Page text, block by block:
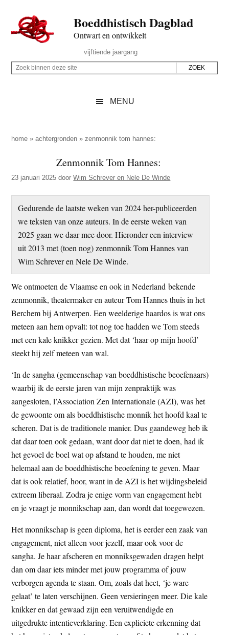
naar
de
inhoud
secondary
naar
de
sidebar
naar
de
Boeddhistisch Dagblad
Ontwart en ontwikkelt
Rechts
vijftiende jaargang
Z
p
z
e
Z
i
e
MENU
home »achtergronden »zenmonnik tom hannes:
Zenmonnik Tom Hannes:
23 januari 2025 doorWim Schrever en Nele De Winde
Gedurende de laatste weken van 2024 her-publiceerden
we teksten van onze auteurs. In de eerste weken van
2025 gaan we daar mee door. Hieronder een interview
uit 2013 met (toen nog) zenmonnik Tom Hannes van
Wim Schrever en Nele De Winde.
We ontmoeten de Vlaamse en ook in Nederland bekende
zenmonnik, theatermaker en auteur Tom Hannes thuis in het
Berchem bij Antwerpen. Een weelderige haardos is wat ons
meteen aan hem opvalt: tot nog toe hadden we Tom steeds
met een kale knikker gezien. Met dat ‘haar op mijn hoofd’
steekt hij zelf meteen van wal.
‘In de sangha (gemeenschap van boeddhistische beoefenaars)
waarbij ik de eerste jaren van mijn zenpraktijk was
aangesloten, l’Association Zen Internationale (AZI), was het
de gewoonte om als boeddhistische monnik het hoofd kaal te
scheren. Dat is de traditionele manier. Dus gaandeweg heb ik
dat daar toen ook gedaan, want door dat niet te doen, had ik
het gevoel de boel wat op afstand te houden, me niet
helemaal aan de boeddhistische beoefening te geven. Maar
dat is ook relatief, hoor, want in de AZI is het wijdingsbeleid
extreem liberaal. Zodra je enige vorm van engagement hebt
en je vraagt je monnikschap aan, dan wordt dat toegewezen.
Het monnikschap is geen diploma, het is eerder een zaak van
engagement, niet alleen voor jezelf, maar ook voor de
sangha. Je haar afscheren en monniksgewaden dragen helpt
dan om daar iets minder met jouw programma of jouw
verborgen agenda te staan. Om, zoals dat heet, ‘je ware
gelaat’ te laten verschijnen. Geen versieringen meer. Die kale
knikker en dat gewaad zijn een veruitwendigde en
uitgedrukte intentieverklaring. Een expliciete erkenning dat